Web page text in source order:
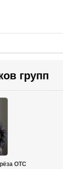
групп
OTC